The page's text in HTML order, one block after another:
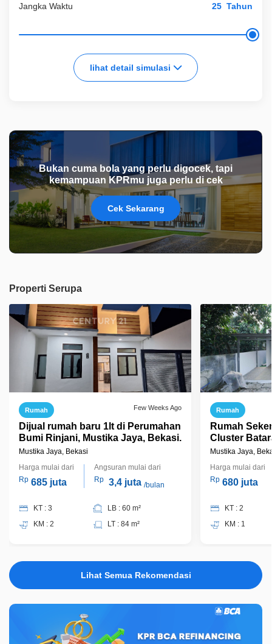
Jangka Waktu Tahun
lihat detail simulasi
Bukan cuma bola yang perlu digocek, tapi
kemampuan KPRmu juga perlu di cek
Cek Sekarang
Properti Serupa
Rumah Few Weeks Ago
Dijual rumah baru 1lt di Perumahan
Bumi Rinjani, Mustika Jaya, Bekasi.
Mustika Jaya, Bekasi
Harga mulai dari
Rp 685 juta
Angsuran mulai dari
Rp 3,4 juta /bulan
KT : 3
KM : 2
LB : 60 m²
LT : 84 m²
Rumah
Rumah
Cluster
di
Mustika Jaya,
Harga mulai dari
Rp 680 juta
KT : 2
KM : 1
Lihat Semua Rekomendasi